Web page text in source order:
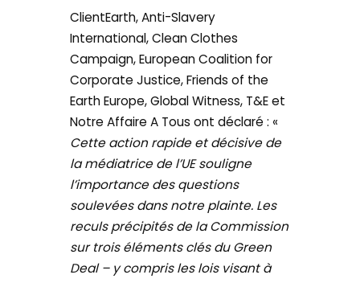
ClientEarth, Anti-Slavery
International, Clean Clothes
Campaign, European Coalition for
Corporate Justice, Friends of the
Earth Europe, Global Witness, T&E et
Notre Affaire A Tous ont déclaré : «
Cette action rapide et décisive de
la médiatrice de l’UE souligne
l’importance des questions
soulevées dans notre plainte. Les
reculs précipités de la Commission
sur trois éléments clés du Green
Deal – y compris les lois visant à